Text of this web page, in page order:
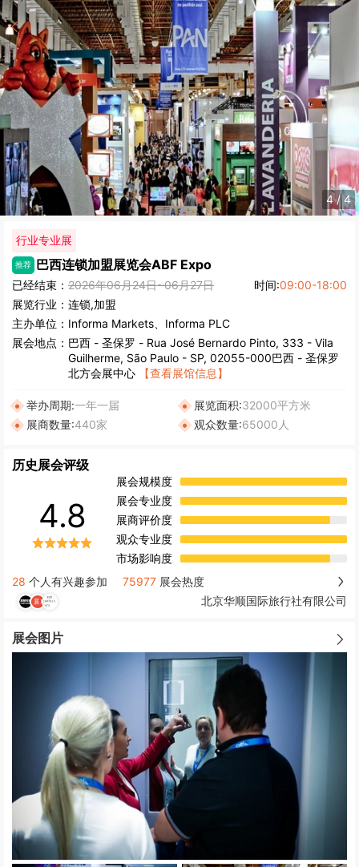
4/4
行业专业展
推荐 巴西连锁加盟展览会ABF Expo
已经结束： 2026年06月24日~06月27日 时间:09:00-18:00
展览行业： 连锁,加盟
主办单位： Informa Markets、Informa PLC
展会地点： 巴西 - 圣保罗 - Rua José Bernardo Pinto, 333 - Vila
Guilherme, São Paulo - SP, 02055-000巴西 - 圣保罗
北方会展中心
【查看展馆信息】
举办周期:一年一届 展览面积:32000平方米
展商数量:440家 观众数量:65000人
历史展会评级
4.8
展会规模度
展会专业度
展商评价度
观众专业度
市场影响度
28 个人有兴趣参加 75977 展会热度
北京华顺国际旅行社有限公司
展会图片